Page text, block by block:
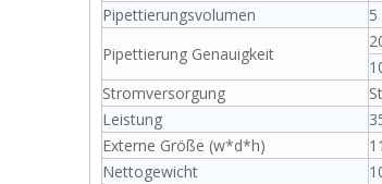
Pipettierungsvolumen
5
Pipettierung Genauigkeit
Stromversorgung
Leistung
Externe Größe (w*d*h)
Nettogewicht